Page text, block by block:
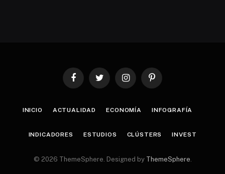
FacebookTwitter InstagramPinterest
INICIO ACTUALIDAD ECONOMÍA INFOGRAFÍA
INDICADORES ESTUDIOS CLÚSTERS INVEST
© 2026 ThemeSphere. Designed by ThemeSphere